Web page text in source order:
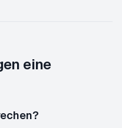
eine